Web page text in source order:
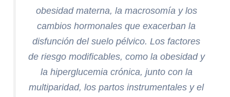
obesidad materna, la macrosomía y los
cambios hormonales que exacerban la
disfunción del suelo pélvico. Los factores
de riesgo modificables, como la obesidad y
la hiperglucemia crónica, junto con la
multiparidad, los partos instrumentales y el